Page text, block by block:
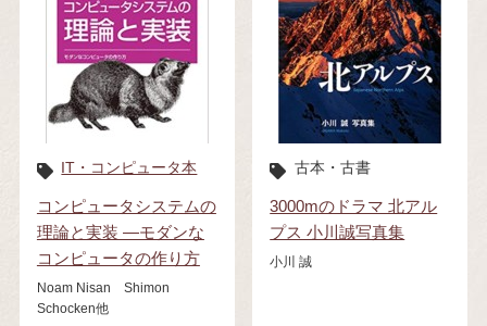
IT・コンピュータ本
コンピュータシステムの
理論と実装 ―モダンな
コンピュータの作り方
Noam Nisan Shimon
Schocken他
古本・古書
3000mのドラマ 北アル
プス 小川誠写真集
小川 誠